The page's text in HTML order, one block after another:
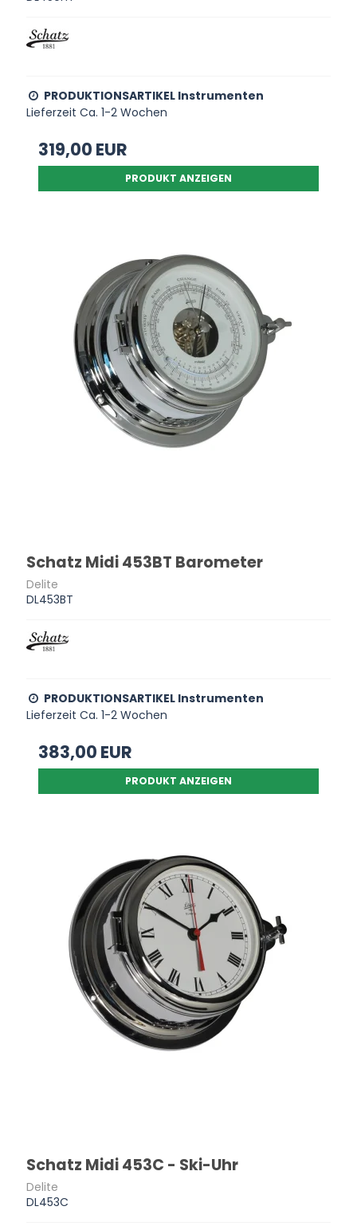
PRODUKTIONSARTIKEL Instrumenten
Lieferzeit Ca. 1-2 Wochen
319,00 EUR
PRODUKT ANZEIGEN
Schatz Midi 453BT Barometer
Delite
DL453BT
PRODUKTIONSARTIKEL Instrumenten
Lieferzeit Ca. 1-2 Wochen
383,00 EUR
PRODUKT ANZEIGEN
Schatz Midi 453C - Ski-Uhr
Delite
DL453C